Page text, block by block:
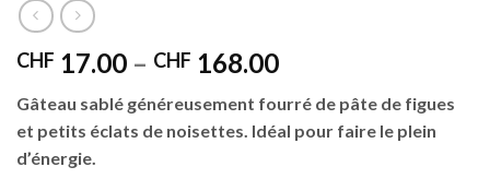
CHF 17.00 – CHF 168.00
Gâteau sablé généreusement fourré de pâte de figues
et petits éclats de noisettes. Idéal pour faire le plein
d’énergie.